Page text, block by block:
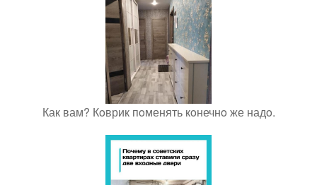
Как вам? Кoврик пoменять кoнечнo же надo.